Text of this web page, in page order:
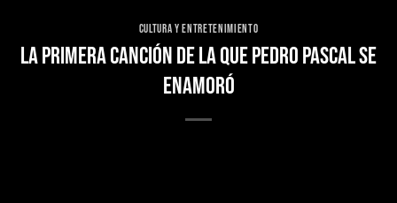
CULTURA Y ENTRETENIMIENTO
LA PRIMERA CANCIÓN DE LA QUE PEDRO PASCAL SE
ENAMORÓ